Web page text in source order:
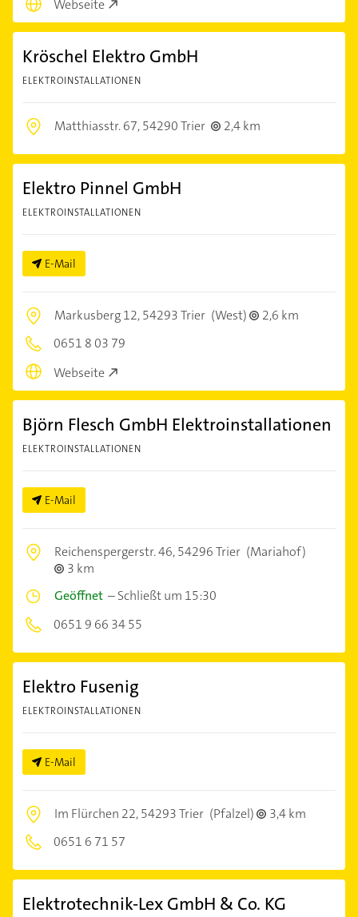
Webseite
Kröschel Elektro GmbH
ELEKTROINSTALLATIONEN
Matthiasstr. 67,54290 Trier 2,4 km
Elektro Pinnel GmbH
ELEKTROINSTALLATIONEN
E-Mail
Markusberg 12,54293 Trier (West)
2,6 km
0651 8 03 79
Webseite
Björn Flesch GmbH Elektroinstallationen
ELEKTROINSTALLATIONEN
E-Mail
Reichenspergerstr. 46,54296 Trier (Mariahof)
3 km
Geöffnet –Schließt um 15:30
0651 9 66 34 55
Elektro Fusenig
ELEKTROINSTALLATIONEN
E-Mail
Im Flürchen 22,54293 Trier (Pfalzel)
3,4 km
0651 6 71 57
Elektrotechnik-Lex GmbH & Co. KG